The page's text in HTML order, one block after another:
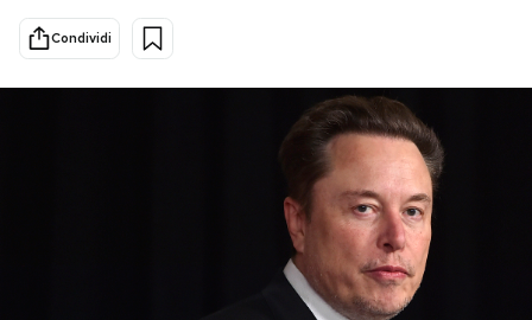
PODCAST
Condividi